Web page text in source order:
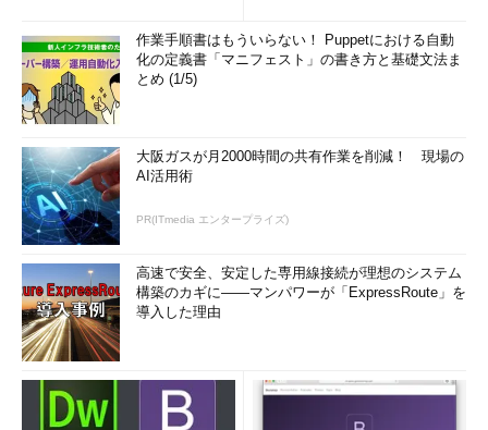
作業手順書はもういらない！ Puppetにおける自動
化の定義書「マニフェスト」の書き方と基礎文法ま
とめ (1/5)
大阪ガスが月2000時間の共有作業を削減！ 現場の
AI活用術
PR(ITmedia エンタープライズ)
高速で安全、安定した専用線接続が理想のシステム
構築のカギに――マンパワーが「ExpressRoute」を
導入した理由